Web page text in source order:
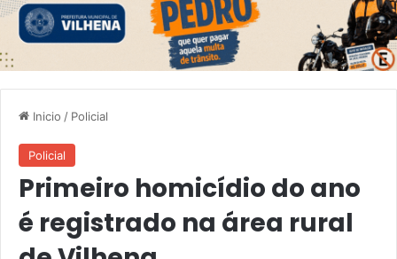
Inicio / Policial
Policial
Primeiro homicídio do ano
é registrado na área rural